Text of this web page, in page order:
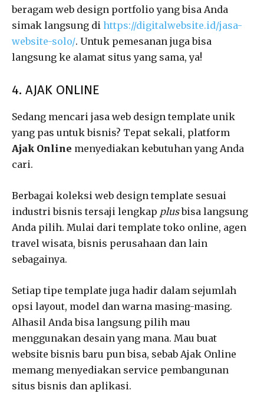
beragam web design portfolio yang bisa Anda
simak langsung di https://digitalwebsite.id/jasa-
website-solo/. Untuk pemesanan juga bisa
langsung ke alamat situs yang sama, ya!
4. AJAK ONLINE
Sedang mencari jasa web design template unik
yang pas untuk bisnis? Tepat sekali, platform
Ajak Online menyediakan kebutuhan yang Anda
cari.
Berbagai koleksi web design template sesuai
industri bisnis tersaji lengkap plusbisa langsung
Anda pilih. Mulai dari template toko online, agen
travel wisata, bisnis perusahaan dan lain
sebagainya.
Setiap tipe template juga hadir dalam sejumlah
opsi layout, model dan warna masing-masing.
Alhasil Anda bisa langsung pilih mau
menggunakan desain yang mana. Mau buat
website bisnis baru pun bisa, sebab Ajak Online
memang menyediakan service pembangunan
situs bisnis dan aplikasi.